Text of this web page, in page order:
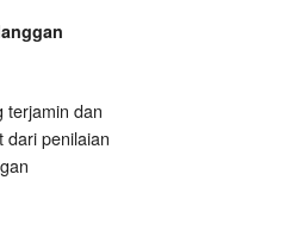
terjamin dan
dari penilaian